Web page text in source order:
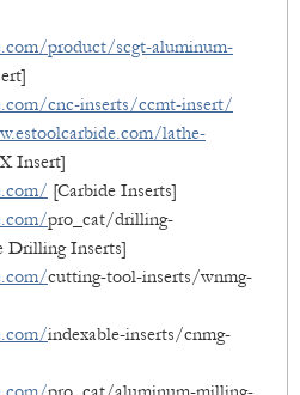
product/scgt-aluminum-
cnc-inserts/ccmt-insert/
lathe-
Insert]
[Carbide Inserts]
pro_cat/drilling-
Drilling Inserts]
cutting-tool-inserts/wnmg-
indexable-inserts/cnmg-